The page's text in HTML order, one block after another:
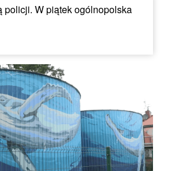
policji. W piątek ogólnopolska